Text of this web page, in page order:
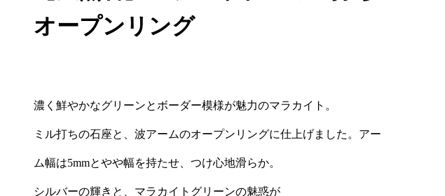
オープンリング
濃く鮮やかなグリーンとボーダー模様が魅力のマラカイト。
ミル打ちの石座と、波アームのオープンリングに仕上げました。アー
ム幅は5mmとやや幅を持たせ、つけ心地滑らか。
シルバーの輝きと、マラカイトグリーンの魅惑が